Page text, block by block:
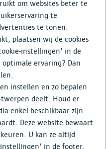
dat een
om websites beter te
te
te tonen.
plaatsen wij de cookies
instellingen' in de
ervaring? Dan
instellen en zo bepalen
deelt. Houd er
enkel beschikbaar zijn
Deze website bewaart
U kan ze altijd
in de footer.